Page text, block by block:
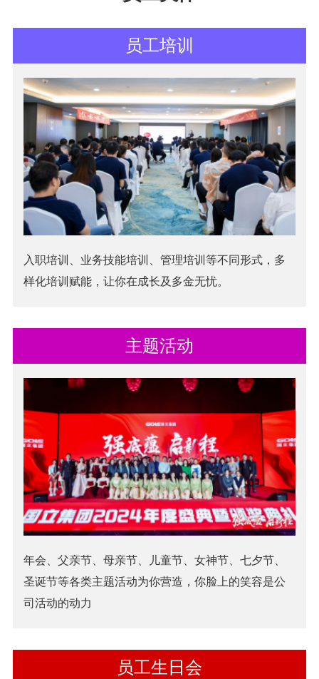
员工培训
入职培训、业务技能培训、管理培训等不同形式，多
样化培训赋能，让你在成长及多金无忧。
主题活动
年会、父亲节、母亲节、儿童节、女神节、七夕节、
圣诞节等各类主题活动为你营造，你脸上的笑容是公
司活动的动力
员工生日会